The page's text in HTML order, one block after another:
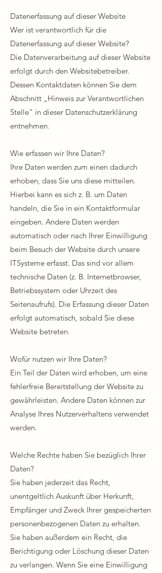
Datenerfassung auf dieser Website​
Wer ist verantwortlich für die
Datenerfassung auf dieser Website?
Die Datenverarbeitung auf dieser Website
erfolgt durch den Websitebetreiber.
Dessen Kontaktdaten können Sie dem
Abschnitt „Hinweis zur Verantwortlichen
Stelle“ in dieser Datenschutzerklärung
entnehmen.​
Wie erfassen wir Ihre Daten?​
Ihre Daten werden zum einen dadurch
erhoben, dass Sie uns diese mitteilen.
Hierbei kann es sich z. B. um Daten
handeln, die Sie in ein Kontaktformular
eingeben. Andere Daten werden
automatisch oder nach Ihrer Einwilligung
beim Besuch der Website durch unsere
ITSysteme erfasst. Das sind vor allem
technische Daten (z. B. Internetbrowser,
Betriebssystem oder Uhrzeit des
Seitenaufrufs). Die Erfassung dieser Daten
erfolgt automatisch, sobald Sie diese
Website betreten.​
Wofür nutzen wir Ihre Daten?​
Ein Teil der Daten wird erhoben, um eine
fehlerfreie Bereitstellung der Website zu
gewährleisten. Andere Daten können zur
Analyse Ihres Nutzerverhaltens verwendet
werden.​
Welche Rechte haben Sie bezüglich Ihrer
Daten?​
Sie haben jederzeit das Recht,
unentgeltlich Auskunft über Herkunft,
Empfänger und Zweck Ihrer gespeicherten
personenbezogenen Daten zu erhalten.
Sie haben außerdem ein Recht, die
Berichtigung oder Löschung dieser Daten
zu verlangen. Wenn Sie eine Einwilligung